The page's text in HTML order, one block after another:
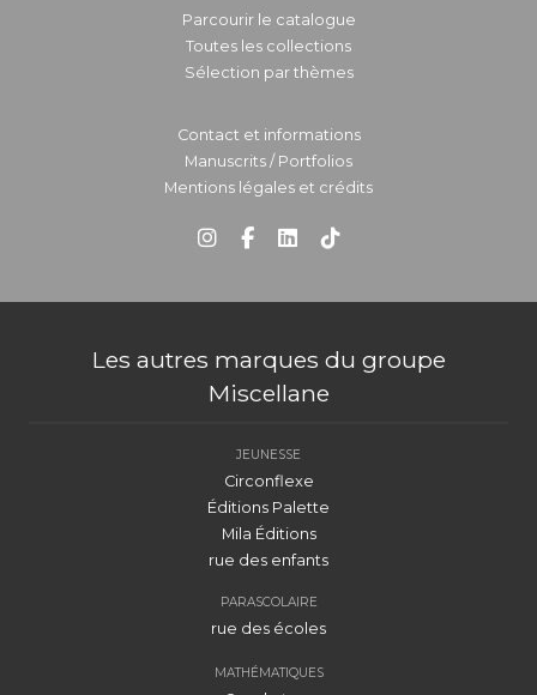
Parcourir le catalogue
Toutes les collections
Sélection par thèmes
Contact et informations
Manuscrits / Portfolios
Mentions légales et crédits
Les autres marques du groupe
Miscellane
JEUNESSE
Circonflexe
Éditions Palette
Mila Éditions
rue des enfants
PARASCOLAIRE
rue des écoles
MATHÉMATIQUES